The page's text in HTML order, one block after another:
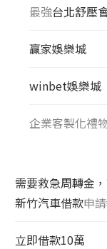
最強台北舒壓
贏家娛樂城
winbet娛樂城
企業客製化禮
需要救急周轉金
新竹汽車借款申
立即借款10萬